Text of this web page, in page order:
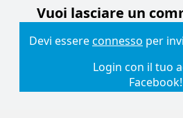
Vuoi lasciare un
Devi essereconnesso per
Login con il tuo
Facebook!